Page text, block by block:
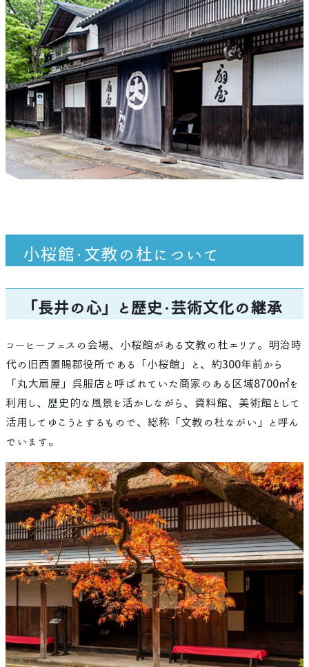
小桜館・文教の杜について
「長井の心」と歴史・芸術文化の継承
コーヒーフェスの会場、小桜館がある文教の杜エリア。明治時
代の旧西置賜郡役所である「小桜館」と、約300年前から
「丸大扇屋」呉服店と呼ばれていた商家のある区域8700㎡を
利用し、歴史的な風景を活かしながら、資料館、美術館として
活用してゆこうとするもので、総称「文教の杜ながい」と呼ん
でいます。